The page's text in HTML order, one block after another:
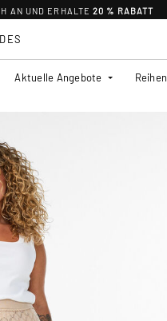
AN UND ERHALTE20 % RABATT
Aktuelle Angebote Reihen